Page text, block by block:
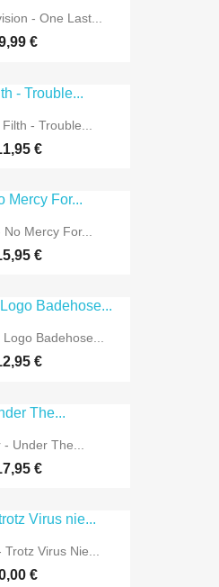
- One Last...
€
- Trouble...
€
Mercy For...
€
Logo Badehose...
€
Under The...
€
Trotz Virus Nie...
€